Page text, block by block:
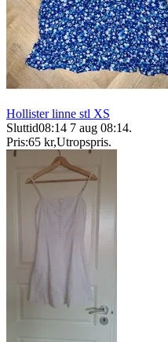
Hollister linne stl XS
Sluttid08:14 7 aug 08:14.
Pris:65 kr,Utropspris.